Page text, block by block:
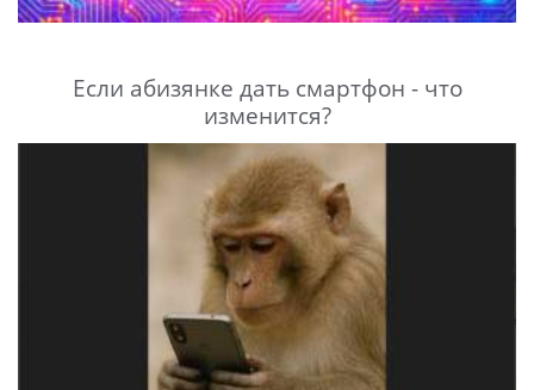
Если абизянке дать смартфон - что
изменится?